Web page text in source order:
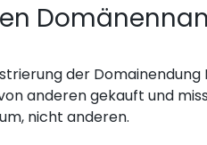
der
anderen gekauft und
nicht anderen.